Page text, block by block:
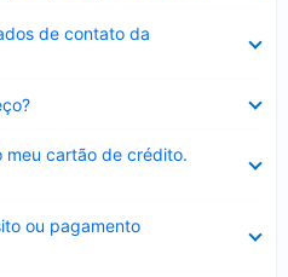
de contato da
meu cartão de crédito.
ou pagamento